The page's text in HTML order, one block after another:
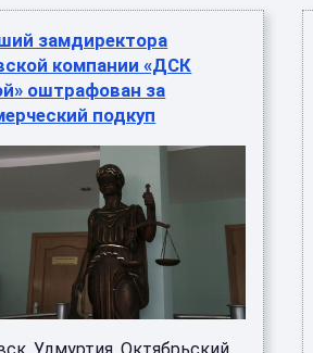
замдиректора
компании «ДСК
оштрафован за
подкуп